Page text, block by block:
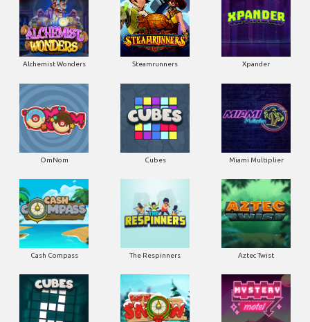
Alchemist Wonders Steamrunners Xpander
OmNom Cubes Miami Multiplier
Cash Compass The Respinners Aztec Twist